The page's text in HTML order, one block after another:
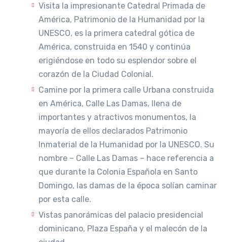
Visita la impresionante Catedral Primada de
América, Patrimonio de la Humanidad por la
UNESCO, es la primera catedral gótica de
América, construida en 1540 y continúa
erigiéndose en todo su esplendor sobre el
corazón de la Ciudad Colonial.
Camine por la primera calle Urbana construida
en América, Calle Las Damas, llena de
importantes y atractivos monumentos, la
mayoría de ellos declarados Patrimonio
Inmaterial de la Humanidad por la UNESCO. Su
nombre – Calle Las Damas – hace referencia a
que durante la Colonia Española en Santo
Domingo, las damas de la época solían caminar
por esta calle.
Vistas panorámicas del palacio presidencial
dominicano, Plaza España y el malecón de la